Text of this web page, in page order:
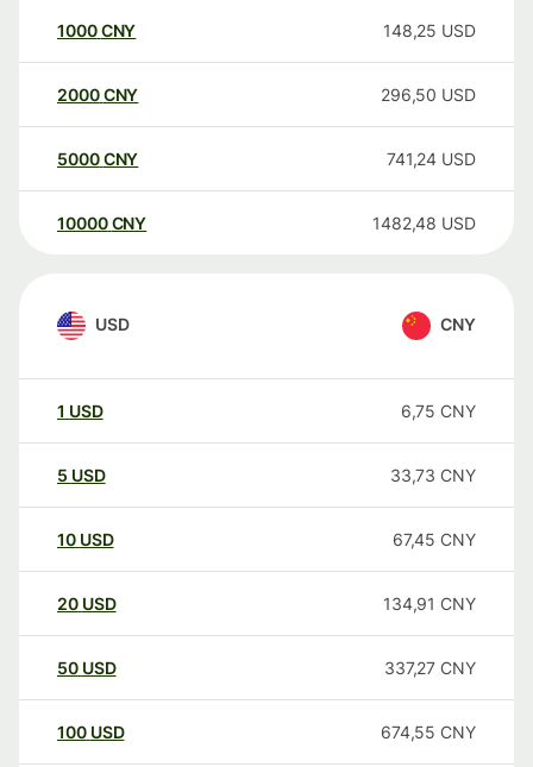
1000CNY 148,25 USD
2000CNY 296,50 USD
5000CNY 741,24 USD
10000 CNY 1482,48 USD
USD CNY
1 USD 6,75 CNY
5 USD 33,73 CNY
10 USD 67,45 CNY
20 USD 134,91 CNY
50 USD 337,27 CNY
100 USD 674,55 CNY